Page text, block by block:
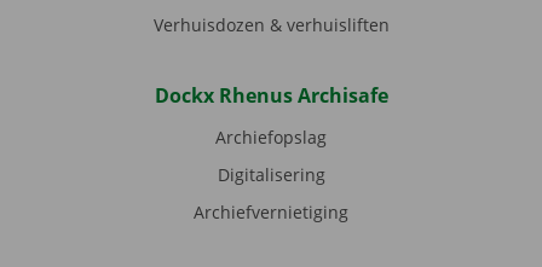
Verhuisdozen & verhuisliften
Dockx Rhenus Archisafe
Archiefopslag
Digitalisering
Archiefvernietiging